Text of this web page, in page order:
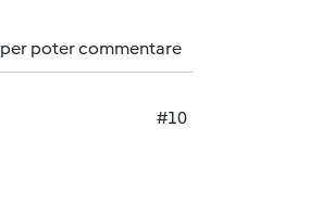
per poter commentare
#10